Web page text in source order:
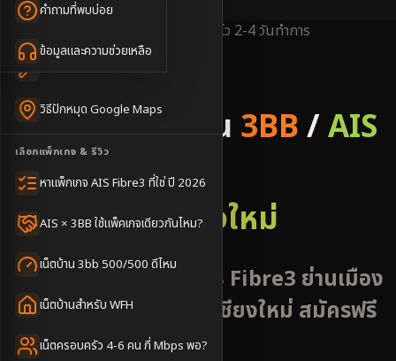
เน็ตบ้าน + บริการเสริม
เน็ตบ้านแรงทุกชั้น
เทคนิคขอคิวช่างได้ไว
วิธีปักหมุด Google Maps
เลือกแพ็กเกจ & รีวิว
หาแพ็กเกจ AIS Fibre3 ที่ใช่ ปี 2026
AIS × 3BB ใช้แพ็คเกจเดียวกันไหม?
เน็ตบ้าน 3bb 500/500 ดีไหม
เน็ตบ้านสำหรับ WFH
เน็ตครอบครัว 4-6 คน กี่ Mbps พอ?
คำถามที่พบบ่อย
ข้อมูลและความช่วยเหลือ
ติดตั้งไว 2-4 วันทำการ
3BB & AIS Fibre
รับติดตั้งเน็ตบ้าน 3BB/AIS
Fibre
อำเภอเมืองเชียงใหม่
สมัครเน็ตบ้าน AIS 3BB Fibre3 ย่านเมือง
เชียงใหม่ ใจกลางเมืองเชียงใหม่ สมัครฟรี
พร้อมยืม อุปกรณ์